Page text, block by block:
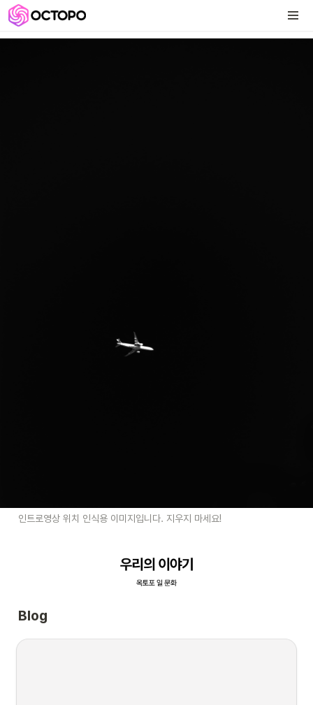
인트로영상 위치 인식용 이미지입니다. 지우지 마세요!
Blog